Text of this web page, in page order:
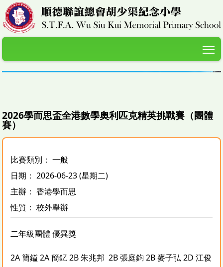
2026學而思盃全港數學奧利匹克精英挑戰賽（團體
賽）
比賽類別： 一般
日期： 2026-06-23 (星期二)
主辦： 香港學而思
性質： 校外舉辦
二年級團體 優異獎
2A 簡鎰 2A 簡釔 2B 朱兆邦 2B 張庭鈞 2B 麥子弘 2D 江俊